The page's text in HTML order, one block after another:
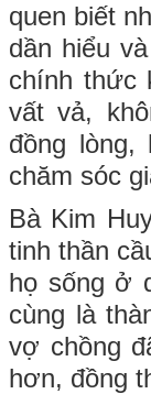
quen biết
dần hiểu
chính thức
vất vả,
đồng
chăm sóc
Bà Kim
tinh thần
họ sống ở
cùng là
vợ chồng
hơn, đồng